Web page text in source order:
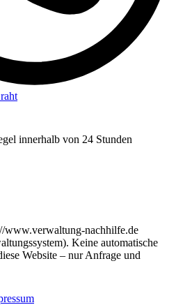
innerhalb von 24 Stunden
www.verwaltung-nachhilfe.de
Keine automatische
Website – nur Anfrage und